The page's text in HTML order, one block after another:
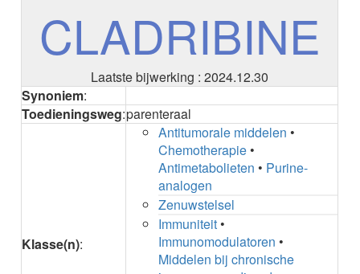
AESCINE
AESCINE+DIETHYLAMINE salicylaat
AFATINIB
AFLIBERCEPT intravitreaal
AFLIBERCEPT parenteraal
AGALSIDASE alfa
AGALSIDASE bèta
ALBUTREPENONACOG ALFA
Stollingsfactor IX; Factor IX
ALECTINIB
CLADRIBINE
Laatste bijwerking : 2024.12.30
Synoniem:
Toedieningsweg:parenteraal
Klasse(n):
Antitumorale middelen •
Chemotherapie •
Antimetabolieten • Purine-
analogen
Zenuwstelsel
Immuniteit •
Immunomodulatoren •
Middelen bij chronische